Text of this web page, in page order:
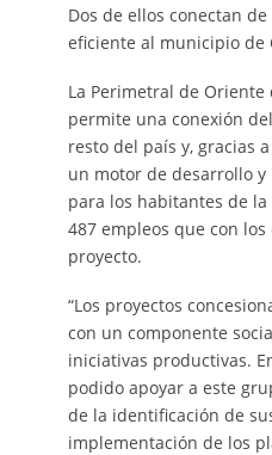
Dos de ellos conectan
eficiente al municipio de
La Perimetral de Oriente
permite una conexión
resto del país y, gracias
un motor de desarrollo
para los habitantes de
487 empleos que con
proyecto.
“Los proyectos
con un componente
iniciativas productivas.
podido apoyar a este
de la identificación de
implementación de los